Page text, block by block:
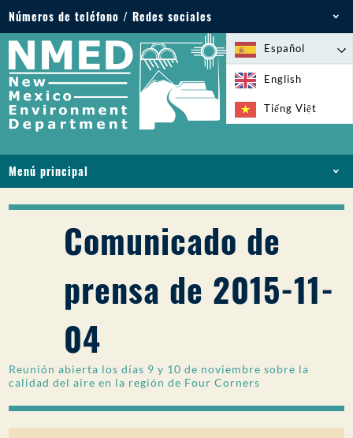
Números de teléfono / Redes sociales
Teléfono: 505-827-2855
1-800-219-6157
Emergencias medioambientales: 505-827-9329
(24 horas)
Español
English
Tiếng Việt
Menú principal
LICENCIAS Y PERMISOS
PFAS EN NM
FINANCIACIÓN
SERVICIOS EN LÍNEA
BIBLIOTECA
PARTICIPACIÓN DEL PÚBLICO
Buscar:
Comunicado de
prensa de 2015-11-
04
Reunión abierta los días 9 y 10 de noviembre sobre la
calidad del aire en la región de Four Corners